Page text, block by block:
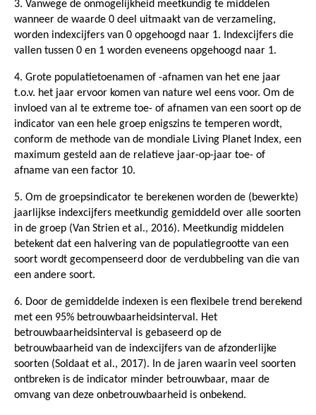
3. Vanwege de onmogelijkheid meetkundig te middelen
wanneer de waarde 0 deel uitmaakt van de verzameling,
worden indexcijfers van 0 opgehoogd naar 1. Indexcijfers die
vallen tussen 0 en 1 worden eveneens opgehoogd naar 1.
4. Grote populatietoenamen of -afnamen van het ene jaar
t.o.v. het jaar ervoor komen van nature wel eens voor. Om de
invloed van al te extreme toe- of afnamen van een soort op de
indicator van een hele groep enigszins te temperen wordt,
conform de methode van de mondiale Living Planet Index, een
maximum gesteld aan de relatieve jaar-op-jaar toe- of
afname van een factor 10.
5. Om de groepsindicator te berekenen worden de (bewerkte)
jaarlijkse indexcijfers meetkundig gemiddeld over alle soorten
in de groep (Van Strien et al., 2016). Meetkundig middelen
betekent dat een halvering van de populatiegrootte van een
soort wordt gecompenseerd door de verdubbeling van die van
een andere soort.
6. Door de gemiddelde indexen is een flexibele trend berekend
met een 95% betrouwbaarheidsinterval. Het
betrouwbaarheidsinterval is gebaseerd op de
betrouwbaarheid van de indexcijfers van de afzonderlijke
soorten (Soldaat et al., 2017). In de jaren waarin veel soorten
ontbreken is de indicator minder betrouwbaar, maar de
omvang van deze onbetrouwbaarheid is onbekend.